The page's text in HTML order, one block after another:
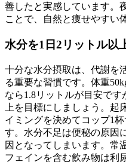
善したと実感しています。
ことで、自然と痩せやすい
水分を1日2リットル以
十分な水分摂取は、 代謝を
る重要な習慣です。体重
なら1.8リットルが目安です
上を目標にしましょう。起
イミングを決めてコップ1
す。水分不足は便秘の原因
因となってしまいます。常
フェインを含む飲み物は利